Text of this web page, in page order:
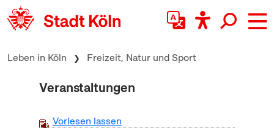
zum Inhalt springen
Leben in Köln Freizeit, Natur und Sport
Veranstaltungen
Vorlesen lassen